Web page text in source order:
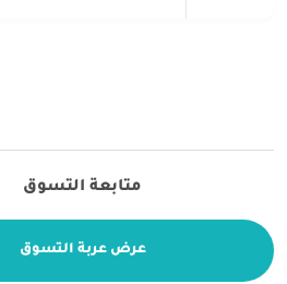
متابعة التسوق
عرض عربة التسوق